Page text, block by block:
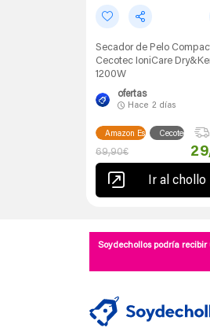
Secador de Pelo
Cecotec IoniCare
1200W
ofertas
Hace 2 días
Amazon EspañaCecotec
69,90€
Ir al chollo
Soydechollos podría